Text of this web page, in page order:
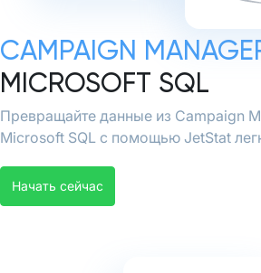
CAMPAIGN
MICROSOFT SQL
Превращайте данные из Campaign
Microsoft SQL с помощью JetStat
Начать сейчас